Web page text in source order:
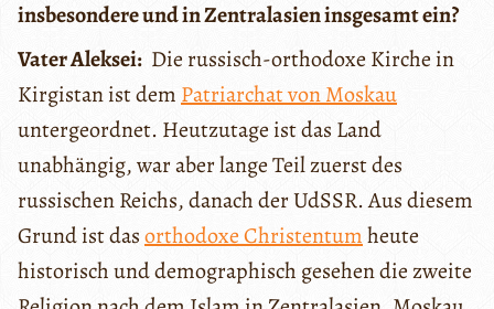
insbesondere und in Zentralasien insgesamt ein?
Vater Aleksei: Die russisch-orthodoxe Kirche in
Kirgistan ist dem Patriarchat von Moskau
untergeordnet. Heutzutage ist das Land
unabhängig, war aber lange Teil zuerst des
russischen Reichs, danach der UdSSR. Aus diesem
Grund ist dasorthodoxe Christentumheute
historisch und demographisch gesehen die zweite